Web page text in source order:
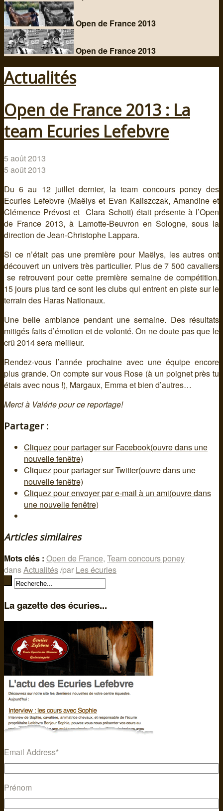
Open de France 2013
Open de France 2013
Actualités
Open de France 2013 : La
team Ecuries Lefebvre
5 août 2013
5 août 2013
Du 6 au 12 juillet dernier, la team concours poney des
Ecuries Lefebvre (Maëlys et Evan Kaliszczak, Amandine et
Clémence Prévost et Clara Schott) était présente à l’Open
de France 2013, à Lamotte-Beuvron en Sologne, sous la
direction de Jean-Christophe Lappara.
Si ce n’était pas une première pour Maëlys, les autres ont
découvert un univers très particulier. Plus de 7 500 cavaliers
se retrouvent pour cette première semaine de compétition.
15 jours plus tard ce sont les clubs qui entrent en piste sur le
terrain des Haras Nationaux.
Une belle ambiance pendant une semaine. Des résultats
mitigés faits d’émotion et de volonté. On ne doute pas que le
crû 2014 sera meilleur.
Rendez-vous l’année prochaine avec une équipe encore
plus grande. On compte sur vous Rose (à un poignet près tu
étais avec nous !), Margaux, Emma et bien d’autres…
Merci à Valérie pour ce reportage!
Partager :
Cliquez pour partager sur Facebook(ouvre dans une
nouvelle fenêtre)
Cliquez pour partager sur Twitter(ouvre dans une
nouvelle fenêtre)
Cliquez pour envoyer par e-mail à un ami(ouvre dans
une nouvelle fenêtre)
Articles similaires
Mots clés : Open de France, Team concours poney
dansActualités/par Les écuries
La gazette des écuries...
Email Address*
Prénom